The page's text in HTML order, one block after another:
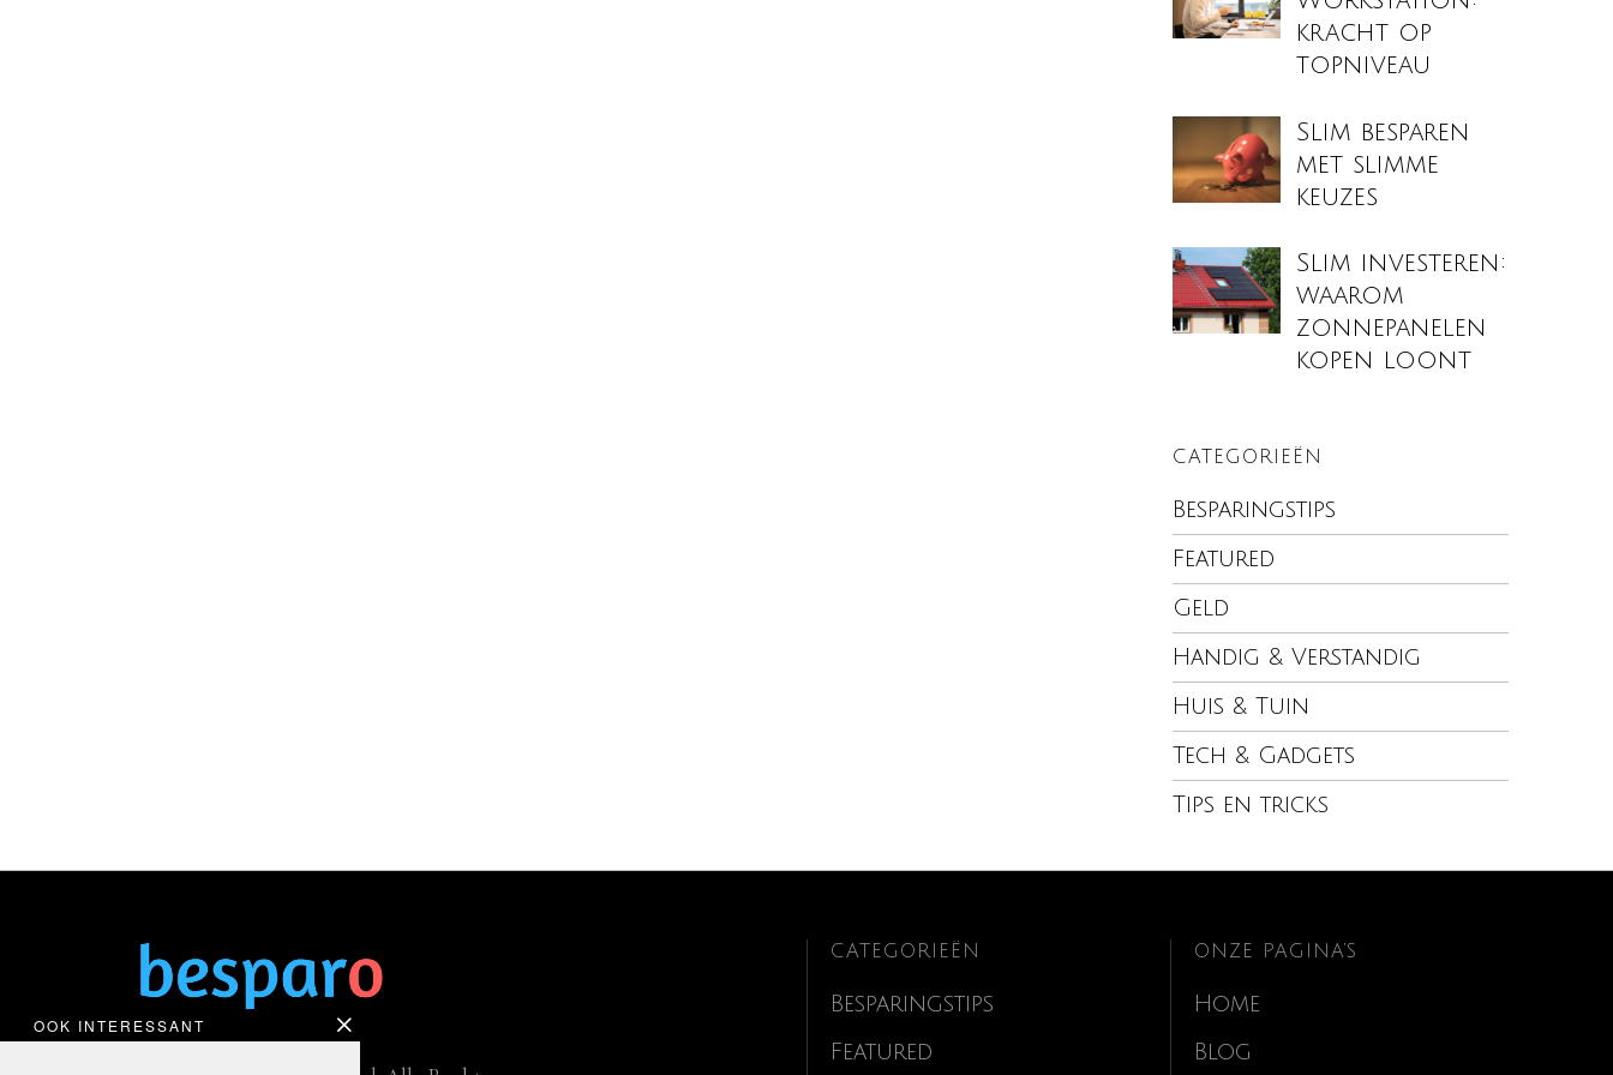
kracht op
topniveau
Slim besparen
met slimme
keuzes
Slim investeren:
waarom
zonnepanelen
kopen loont
CATEGORIEËN
Besparingstips
Featured
Geld
Handig & Verstandig
Huis & Tuin
Tech & Gadgets
Tips en tricks
OOK INTERESSANT
CATEGORIEËN
Besparingstips
Featured
ONZE PAGINA’S
Home
Blog